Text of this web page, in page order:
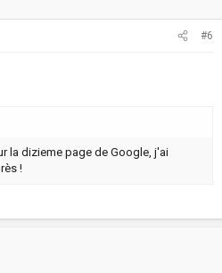
#6
la dizieme page de Google, j'ai
!